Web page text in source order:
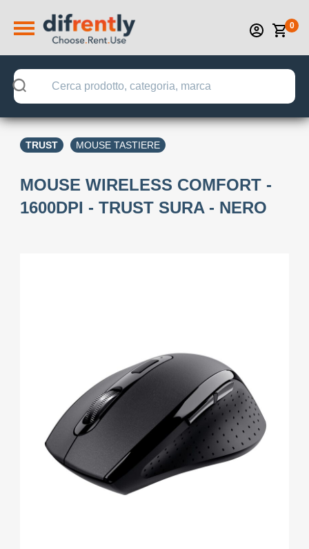
0
TRUST MOUSE TASTIERE
MOUSE WIRELESS COMFORT -
1600DPI - TRUST SURA - NERO